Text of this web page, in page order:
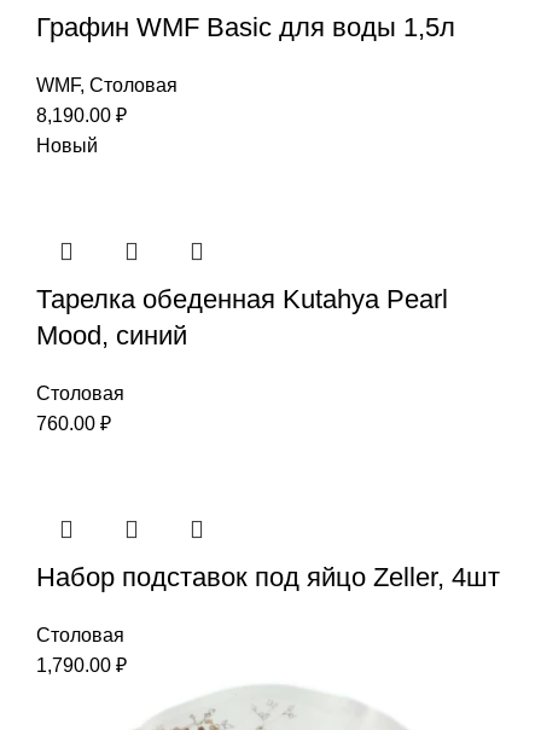
Графин WMF Basic для воды 1,5л
WMF, Столовая
8,190.00 ₽
Новый
Тарелка обеденная Kutahya Pearl
Mood, синий
Столовая
760.00 ₽
Набор подставок под яйцо Zeller, 4шт
Столовая
1,790.00 ₽